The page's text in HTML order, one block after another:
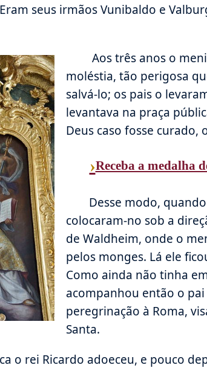
seus irmãos Vunibaldo e
Aos três anos o
moléstia, tão perigosa
salvá-lo; os pais o
levantava na praça
Deus caso fosse curado,
›Receba a medalha
Desse modo,
colocaram-no sob a
de Waldheim, onde o
pelos monges. Lá ele
Como ainda não tinha
acompanhou então o
peregrinação à Roma,
Santa.
o rei Ricardo adoeceu, e pouco